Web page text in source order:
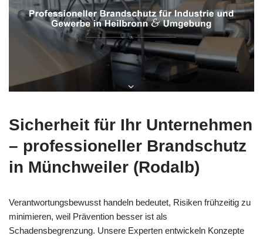
Sicherheit für Ihr Unternehmen
– professioneller Brandschutz
in Münchweiler (Rodalb)
Verantwortungsbewusst handeln bedeutet, Risiken frühzeitig zu
minimieren, weil Prävention besser ist als
Schadensbegrenzung. Unsere Experten entwickeln Konzepte